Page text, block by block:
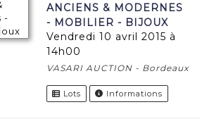
ANCIENS & MODERNES
- MOBILIER - BIJOUX
vendredi 10 avril 2015 à
14h00
VASARI AUCTION - Bordeaux
Lots Informations